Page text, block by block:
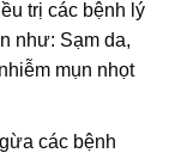
trị các bệnh lý
như: Sạm da,
mụn nhọt
các bệnh